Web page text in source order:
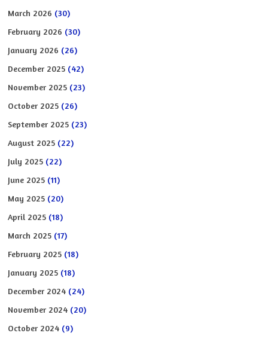
March 2026 (30)
February 2026 (30)
January 2026 (26)
December 2025 (42)
November 2025 (23)
October 2025 (26)
September 2025 (23)
August 2025 (22)
July 2025 (22)
June 2025 (11)
May 2025 (20)
April 2025 (18)
March 2025 (17)
February 2025 (18)
January 2025 (18)
December 2024 (24)
November 2024 (20)
October 2024 (9)